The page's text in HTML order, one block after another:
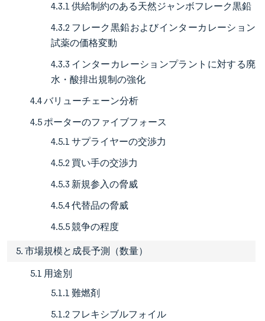
4.3.1 供給制約のある天然ジャンボフレーク黒鉛
4.3.2 フレーク黒鉛およびインターカレーション
試薬の価格変動
4.3.3 インターカレーションプラントに対する廃
水・酸排出規制の強化
4.4 バリューチェーン分析
4.5 ポーターのファイブフォース
4.5.1 サプライヤーの交渉力
4.5.2 買い手の交渉力
4.5.3 新規参入の脅威
4.5.4 代替品の脅威
4.5.5 競争の程度
5. 市場規模と成長予測（数量）
5.1 用途別
5.1.1 難燃剤
5.1.2 フレキシブルフォイル